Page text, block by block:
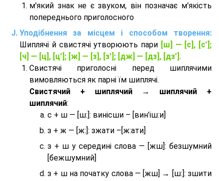
м'який знак не є звуком, він позначає м'якість
попереднього приголосного
Уподібнення за місцем і способом творення:
Шиплячі й свистячі утворюють пари [ш] — [c], [с’];
[ч] — [ц], [ц’]; [ж] — [з], [з’]; [дж] — [дз], [дз’] .
Свистячі приголосні перед шиплячими
вимовляються як парні їм шиплячі.
Cвистячий + шиплячий → шиплячий +
шиплячий:
с + ш — [ш:]: винісши – [вин’іш:и]
з + ж — [ж:]: зжати –[ж:ати]
з + ш у середині слова — [жш]: безшумний
[бежшумний]
з + ш на початку слова — [жш] → [ш:]: зшити